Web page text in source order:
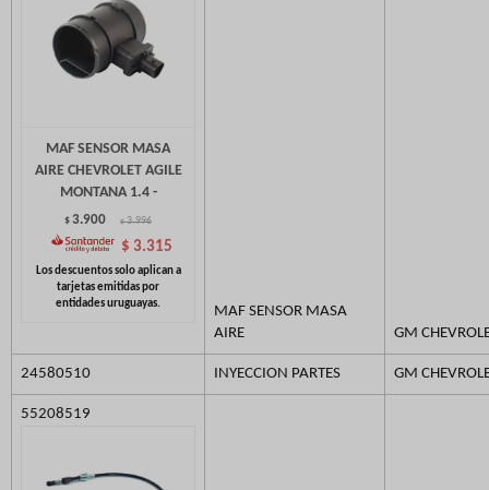
MAF SENSOR MASA
AIRE CHEVROLET AGILE
MONTANA 1.4 -
$3.900 $ 3.996
$ 3.315
MAF SENSOR MASA
AIRE
GM
24580510 INYECCION PARTES GM
55208519